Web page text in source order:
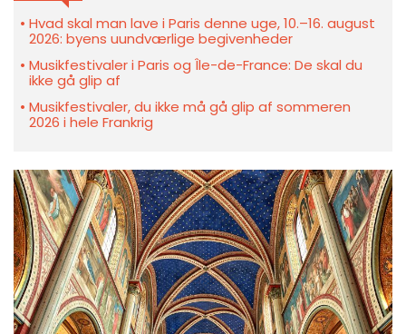
Hvad skal man lave i Paris denne uge, 10.–16. august
2026: byens uundværlige begivenheder
Musikfestivaler i Paris og Île-de-France: De skal du
ikke gå glip af
Musikfestivaler, du ikke må gå glip af sommeren
2026 i hele Frankrig